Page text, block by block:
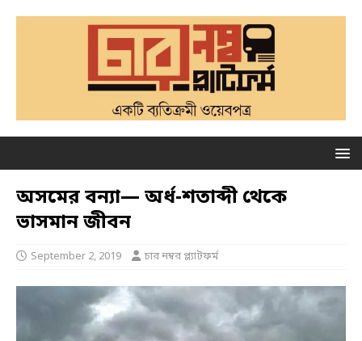
অসমের বন্যা— অর্ধ-শতাব্দী থেকে
ভাসমান জীবন
September 2, 2019 চার নম্বর প্ল্যাটফর্ম